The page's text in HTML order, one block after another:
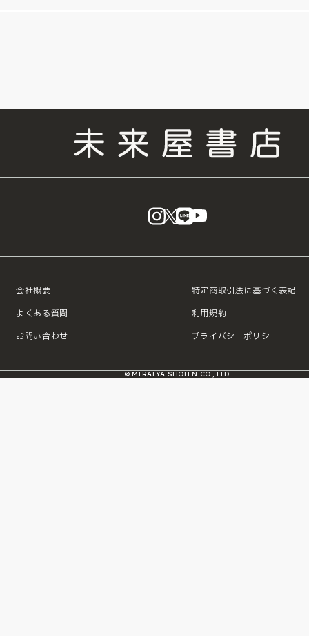
instagram
X LINE
会社概要
よくある質問
お問い合わせ
特定商取引法に基づく表記
利用規約
プライバシーポリシー
© MIRAIYA SHOTEN CO., LTD.